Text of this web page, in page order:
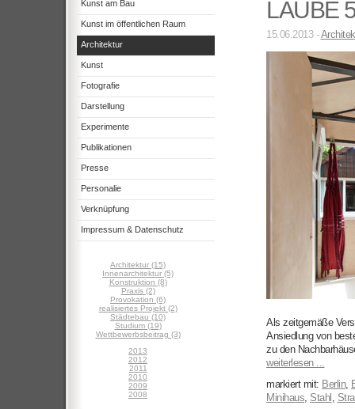
Kunst am Bau
Kunst im öffentlichen Raum
Architektur
Kunst
Fotografie
Darstellung
Experimente
Publikationen
Presse
Personalie
Verknüpfung
Impressum & Datenschutz
Architektur (15)
Innenarchitektur (5)
Konstruktion (8)
Praxis (2)
Provokation (6)
realisiertes Projekt (2)
Städtebau (10)
Studium (19)
Wettbewerbsbeitrag (3)
2013
2012
2011
2010
2009
2008
LAUBE
15.06.2013 -
Als zeitgemäße
Ansiedlung von
zu den
weiterlesen ...
markiert mit: Berlin,
Minihaus, Stahl ,